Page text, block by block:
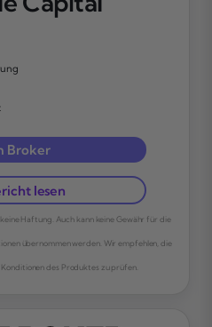
Broker
lesen
Haftung. Auch kann keine Gewähr für die
übernommen werden. Wir empfehlen, die
des Produktes zu prüfen.